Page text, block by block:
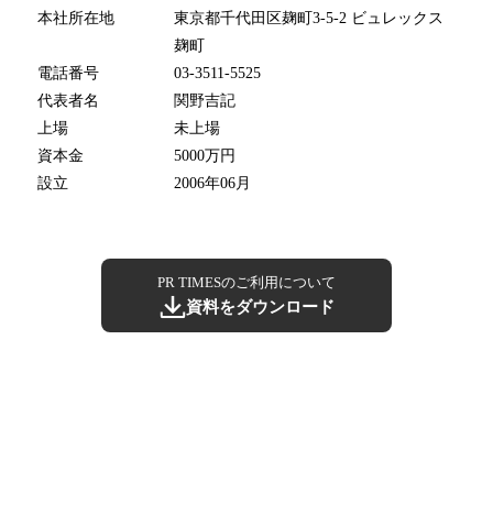
本社所在地
東京都千代田区麹町3-5-2 ビュレックス
麹町
電話番号
03-3511-5525
代表者名
関野吉記
上場
未上場
資本金
5000万円
設立
2006年06月
PR TIMESのご利用について
資料をダウンロード